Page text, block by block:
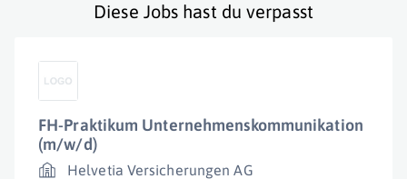
Diese Jobs hast du verpasst
FH-Praktikum Unternehmenskommunikation
(m/w/d)
Helvetia Versicherungen AG